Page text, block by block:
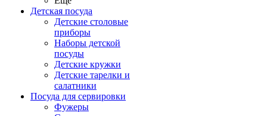
Детская посуда
Детские столовые
приборы
Наборы детской
посуды
Детские кружки
Детские тарелки и
салатники
Посуда для сервировки
Фужеры